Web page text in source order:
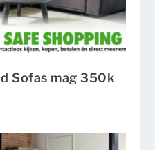
Sofas mag 350k